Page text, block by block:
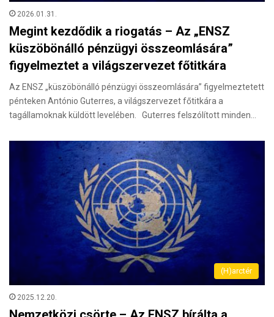
2026.01.31.
Megint kezdődik a riogatás – Az „ENSZ
küszöbönálló pénzügyi összeomlására”
figyelmeztet a világszervezet főtitkára
Az ENSZ „küszöbönálló pénzügyi összeomlására” figyelmeztetett
pénteken António Guterres, a világszervezet főtitkára a
tagállamoknak küldött levelében. Guterres felszólított minden…
(H)arctér
2025.12.20.